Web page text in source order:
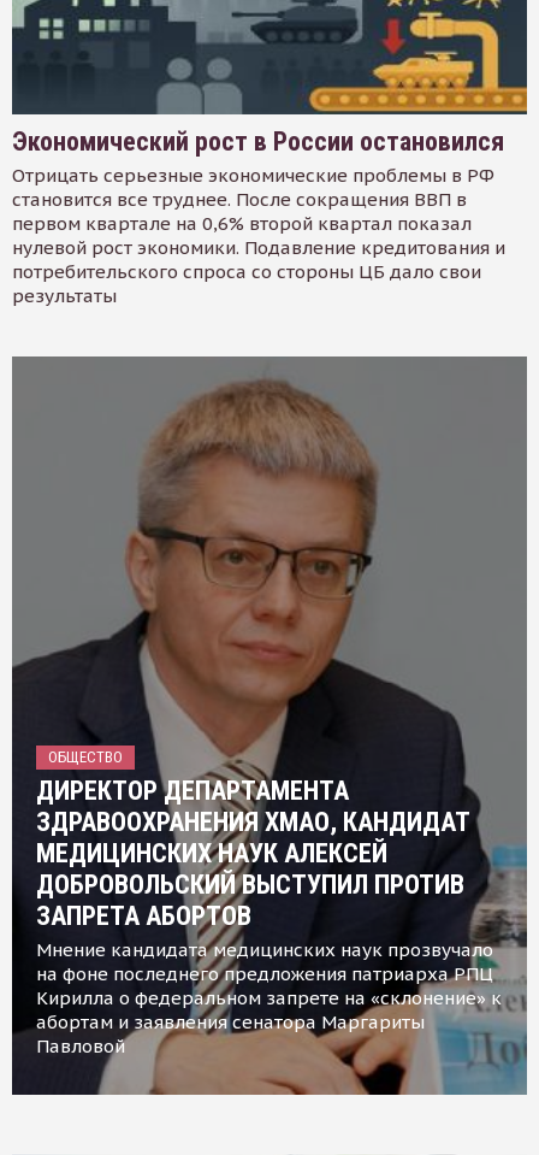
Экономический рост в России остановился
Отрицать серьезные экономические проблемы в РФ
становится все труднее. После сокращения ВВП в
первом квартале на 0,6% второй квартал показал
нулевой рост экономики. Подавление кредитования и
потребительского спроса со стороны ЦБ дало свои
результаты
ОБЩЕСТВО
ДИРЕКТОР ДЕПАРТАМЕНТА
ЗДРАВООХРАНЕНИЯ ХМАО, КАНДИДАТ
МЕДИЦИНСКИХ НАУК АЛЕКСЕЙ
ДОБРОВОЛЬСКИЙ ВЫСТУПИЛ ПРОТИВ
ЗАПРЕТА АБОРТОВ
Мнение кандидата медицинских наук прозвучало
на фоне последнего предложения патриарха РПЦ
Кирилла о федеральном запрете на «склонение» к
абортам и заявления сенатора Маргариты
Павловой